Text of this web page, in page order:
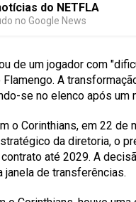
do NETFLA
no Google News
de um jogador com
A
se no elenco após um
o Corinthians, em 22 de
da diretoria, o
até 2029. A
janela de transferências.